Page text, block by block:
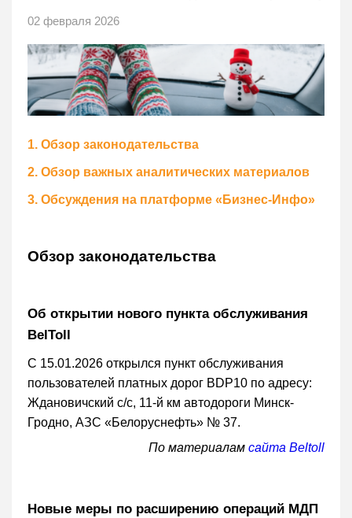
02 февраля 2026
1. Обзор законодательства
2. Обзор важных аналитических материалов
3. Обсуждения на платформе «Бизнес-Инфо»
Обзор законодательства
Об открытии нового пункта обслуживания
BelToll
С 15.01.2026 открылся пункт обслуживания
пользователей платных дорог BDP10 по адресу:
Ждановичский с/с, 11-й км автодороги Минск-
Гродно, АЗС «Белоруснефть» № 37.
По материалам сайта Beltoll
Новые меры по расширению операций МДП